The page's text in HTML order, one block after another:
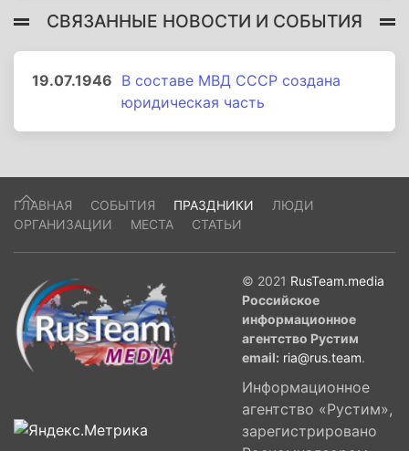
СВЯЗАННЫЕ НОВОСТИ И СОБЫТИЯ
19.07.1946 В составе МВД СССР создана
юридическая часть
ГЛАВНАЯ СОБЫТИЯ ПРАЗДНИКИ
ЛЮДИ
ОРГАНИЗАЦИИ
МЕСТА СТАТЬИ
© 2021 RusTeam.media
Российское
информационное
агентство Рустим
email: ria@rus.team.
Информационное
агентство «Рустим»,
зарегистрировано